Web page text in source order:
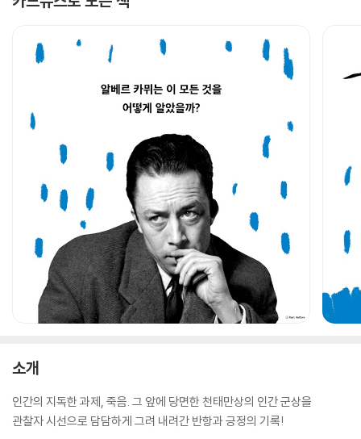
소개
인간의 지독한 과제, 죽음. 그 앞에 당면한 천태만상의 인간 군상을
관찰자 시선으로 담담하게 그려 내려간 반항과 긍정의 기록!